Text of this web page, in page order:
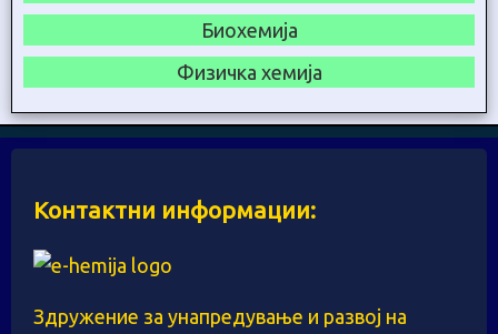
Биохемија
Физичка хемија
Контактни информации:
Здружение за унапредување и развој на